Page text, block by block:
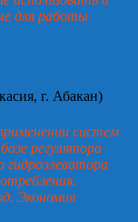
для работы
г. Абакан)
систем
регулятора
Экономия